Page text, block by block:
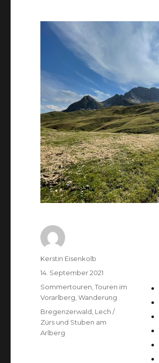
Autor
Kerstin Eisenkolb
Veröffentlicht
14. September 2021
Kategorien
Sommertouren ,Touren im
Vorarlberg ,Wanderung
Schlagwörter
Bregenzerwald Lech /
Zürs und Stuben am
Arlberg